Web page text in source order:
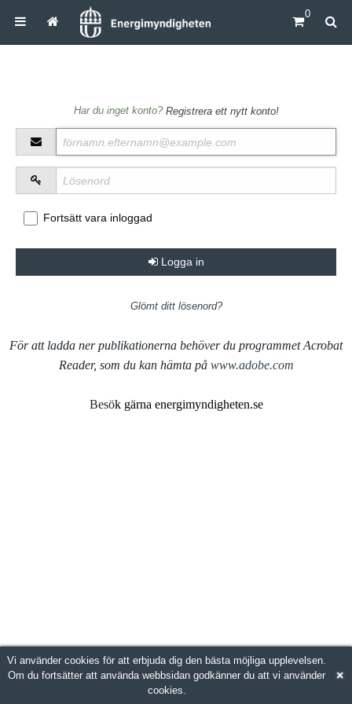
0
Har du inget konto? Registrera ett nytt konto!
Fortsätt vara inloggad
Logga in
Glömt ditt lösenord?
För att ladda ner publikationerna behöver du programmet Acrobat
Reader, som du kan hämta på www.adobe.com
Besök gärna energimyndigheten.se
Vi använder cookies för att erbjuda dig den bästa möjliga upplevelsen.
Om du fortsätter att använda webbsidan godkänner du att vi använder
cookies.
×